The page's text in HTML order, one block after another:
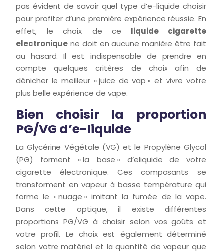
pas évident de savoir quel type d’e-liquide choisir
pour profiter d’une première expérience réussie. En
effet, le choix de ce liquide cigarette
electronique ne doit en aucune manière être fait
au hasard. Il est indispensable de prendre en
compte quelques critères de choix afin de
dénicher le meilleur « juice de vap » et vivre votre
plus belle expérience de vape.
Bien choisir la proportion
PG/VG d’e-liquide
La Glycérine Végétale (VG) et le Propylène Glycol
(PG) forment « la base » d’eliquide de votre
cigarette électronique. Ces composants se
transforment en vapeur à basse température qui
forme le « nuage » imitant la fumée de la vape.
Dans cette optique, il existe différentes
proportions PG/VG à choisir selon vos goûts et
votre profil. Le choix est également déterminé
selon votre matériel et la quantité de vapeur que